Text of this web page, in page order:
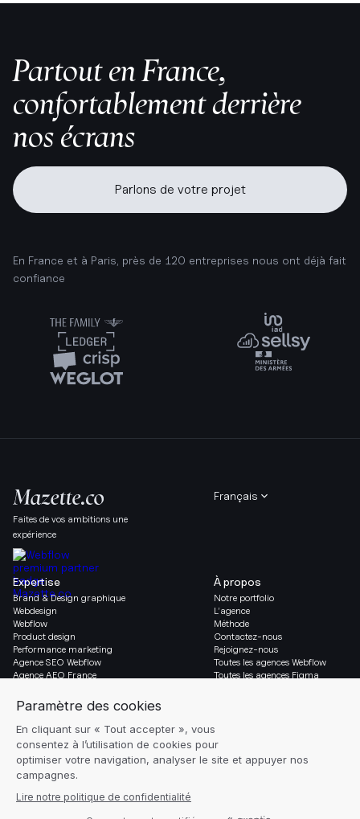
Partout en France,
confortablement derrière
nos écrans
Parlons de votre projet
En France et à Paris, près de 120 entreprises nous ont déjà fait
confiance
Faites de vos ambitions une
expérience
Français
À propos
Notre portfolio
L’agence
Méthode
Contactez-nous
Rejoignez-nous
Toutes les agences Webflow
Toutes les agences Figma
Expertise
Brand & Design graphique
Webdesign
Webflow
Product design
Performance marketing
Agence SEO Webflow
Agence AEO France
Ressources
Glossaire
Social & Légal
Instagram
Mentions légales
Réglages des cookies